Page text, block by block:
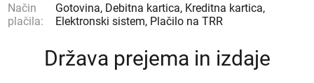
Način
plačila:
Gotovina, Debitna kartica, Kreditna kartica,
Elektronski sistem, Plačilo na TRR
Država prejema in izdaje